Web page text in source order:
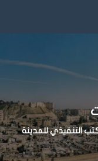
التنفيذي للمدينة